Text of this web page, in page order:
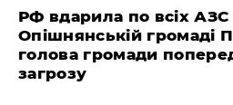
РФ вдарила по всіх АЗС
Опішнянській громаді
голова громади
загрозу